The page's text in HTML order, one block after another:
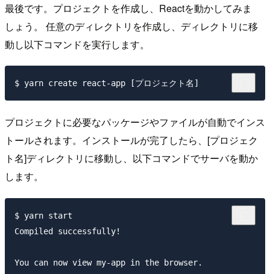
最後です。プロジェクトを作成し、Reactを動かしてみま
しょう。 任意のディレクトリを作成し、ディレクトリに移
動し以下コマンドを実行します。
プロジェクトに必要なパッケージやファイルが自動でインス
トールされます。インストールが完了したら、[プロジェク
ト名]ディレクトリに移動し、以下コマンドでサーバを動か
します。
$ yarn start
Compiled successfully!
You can now view my-app in the browser.